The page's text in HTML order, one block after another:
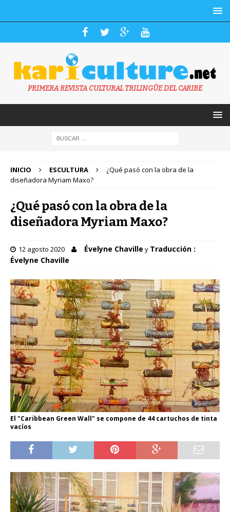
PRIMERA REVISTA CULTURAL TRILINGÜE DEL CARIBE
INICIO ESCULTURA
¿Qué pasó con la obra de la
diseñadora Myriam Maxo?
¿Qué pasó con la obra de la
diseñadora Myriam Maxo?
12 agosto 2020 Évelyne Chaville y Traducción :
Évelyne Chaville
El "Caribbean Green Wall" se compone de 44 cartuchos de tinta
vacíos